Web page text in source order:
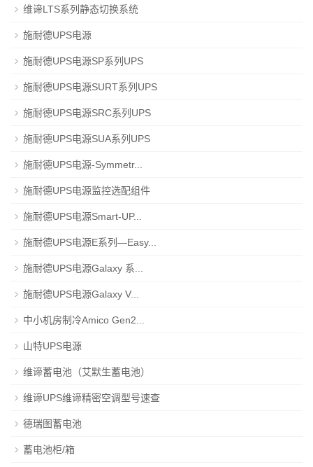
维谛LTS系列静态切换系统
施耐德UPS电源
施耐德UPS电源SP系列UPS
施耐德UPS电源SURT系列UPS
施耐德UPS电源SRC系列UPS
施耐德UPS电源SUA系列UPS
施耐德UPS电源-Symmetr...
施耐德UPS电源监控选配组件
施耐德UPS电源Smart-UP...
施耐德UPS电源E系列—Easy...
施耐德UPS电源Galaxy 系...
施耐德UPS电源Galaxy V...
中小机房制冷Amico Gen2...
山特UPS电源
维谛蓄电池（艾默生蓄电池）
维谛UPS维谛精密空调型号速查
德瑞图蓄电池
蓄电池柜/箱